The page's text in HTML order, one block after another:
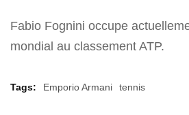
Fabio Fognini occupe
mondial au classement ATP.
Tags: Emporio Armani tennis